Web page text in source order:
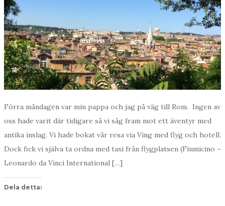
Förra måndagen var min pappa och jag på väg till Rom. Ingen av
oss hade varit där tidigare så vi såg fram mot ett äventyr med
antika inslag. Vi hade bokat vår resa via Ving med flyg och hotell.
Dock fick vi själva ta ordna med taxi från flygplatsen (Fiumicino –
Leonardo da Vinci International […]
Dela detta: